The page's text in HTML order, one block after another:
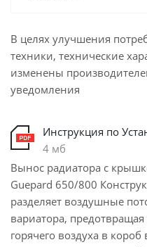
В целях улучшения
техники, технические
изменены
уведомления
Инструкция по
4 мб
Вынос радиатора с
Guepard 650/800
разделяет воздушные
вариатора,
горячего воздуха в